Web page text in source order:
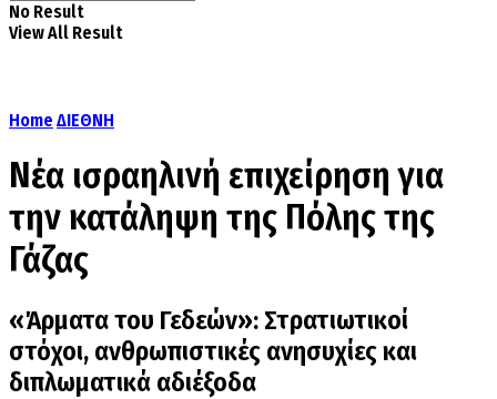
No Result
View All Result
Home ΔΙΕΘΝΗ
Νέα ισραηλινή επιχείρηση για
την κατάληψη της Πόλης της
Γάζας
«Άρματα του Γεδεών»: Στρατιωτικοί
στόχοι, ανθρωπιστικές ανησυχίες και
διπλωματικά αδιέξοδα